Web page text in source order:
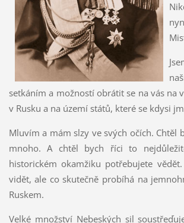
setkáním a možností obrátit se na vás na
v Rusku a na území států, které se kdysi
Mluvím a mám slzy ve svých očích. Chtěl
mnoho. A chtěl bych říci to
historickém okamžiku potřebujete
vidět, ale co skutečně probíhá na
Ruskem.
Velké množství Nebeských sil